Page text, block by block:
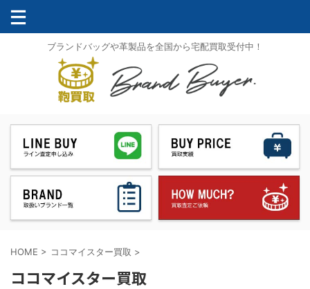
ブランドバッグや革製品を全国から宅配買取受付中！
HOME > ココマイスター買取 >
ココマイスター買取